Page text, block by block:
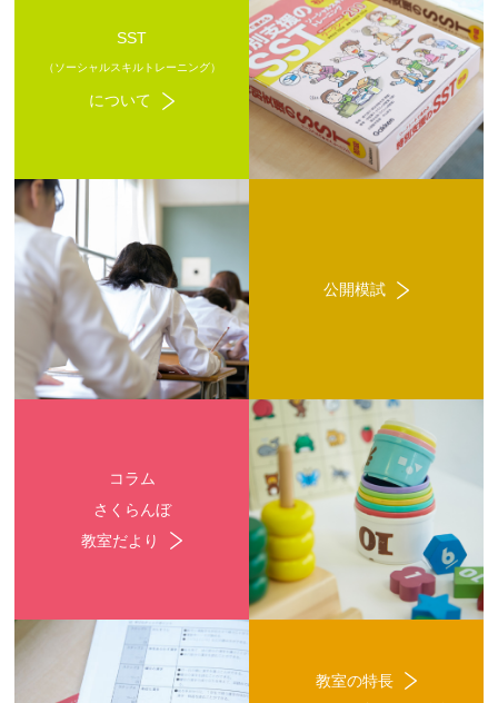
SST
（ソーシャルスキルトレーニング）
について
公開模試
コラム
さくらんぼ
教室だより
教室の特長